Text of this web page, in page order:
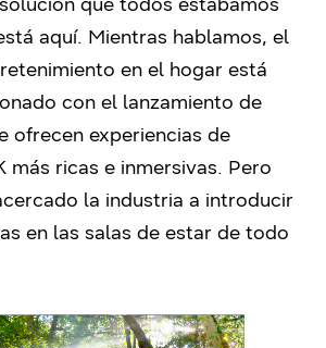
aquí. Mientras hablamos, el
en el hogar está
con el lanzamiento de
ofrecen experiencias de
más ricas e inmersivas. Pero
la industria a introducir
en las salas de estar de todo